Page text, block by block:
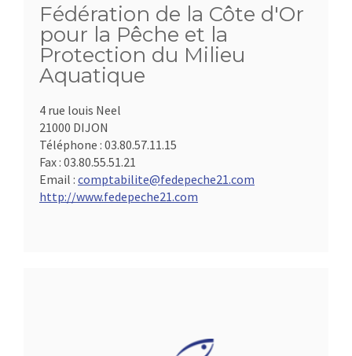
Fédération de la Côte d'Or
pour la Pêche et la
Protection du Milieu
Aquatique
4 rue louis Neel
21000 DIJON
Téléphone : 03.80.57.11.15
Fax : 03.80.55.51.21
Email : comptabilite@fedepeche21.com
http://www.fedepeche21.com